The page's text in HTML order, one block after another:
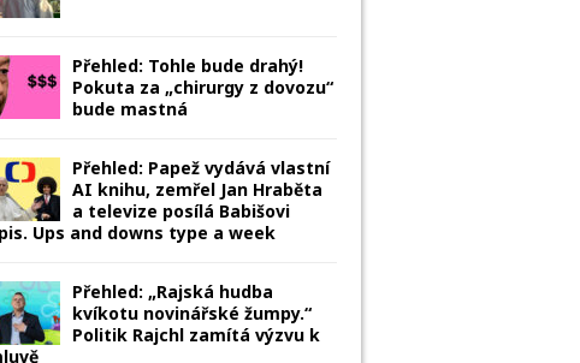
Přehled: Tohle bude drahý!
Pokuta za „chirurgy z dovozu“
bude mastná
Přehled: Papež vydává vlastní
AI knihu, zemřel Jan Hraběta
a televize posílá Babišovi
Ups and downs type a week
Přehled: „Rajská hudba
kvíkotu novinářské žumpy.“
Politik Rajchl zamítá výzvu k